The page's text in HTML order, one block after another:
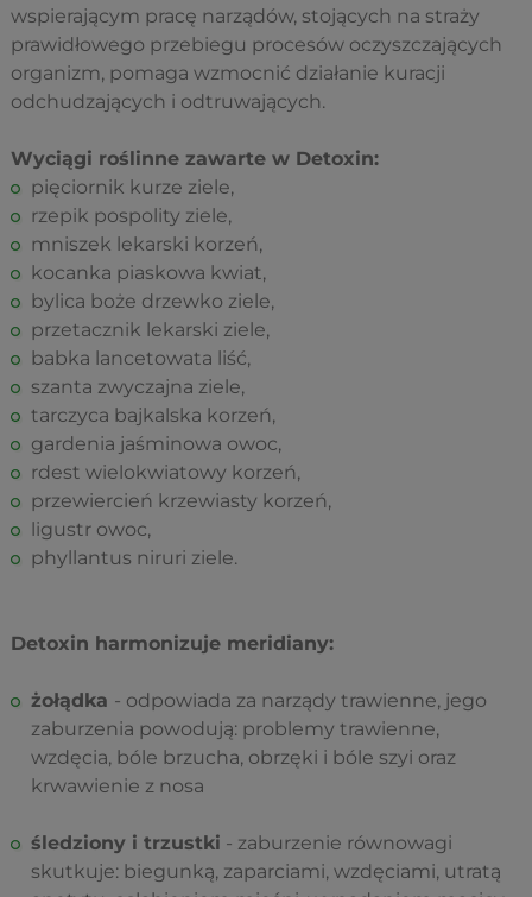
wspierającym pracę narządów, stojących na straży
prawidłowego przebiegu procesów oczyszczających
organizm, pomaga wzmocnić działanie kuracji
odchudzających i odtruwających.
Wyciągi roślinne zawarte w Detoxin:
pięciornik kurze ziele,
rzepik pospolity ziele,
mniszek lekarski korzeń,
kocanka piaskowa kwiat,
bylica boże drzewko ziele,
przetacznik lekarski ziele,
babka lancetowata liść,
szanta zwyczajna ziele,
tarczyca bajkalska korzeń,
gardenia jaśminowa owoc,
rdest wielokwiatowy korzeń,
przewiercień krzewiasty korzeń,
ligustr owoc,
phyllantus niruri ziele.
Detoxin harmonizuje meridiany:
żołądka - odpowiada za narządy trawienne, jego
zaburzenia powodują: problemy trawienne,
wzdęcia, bóle brzucha, obrzęki i bóle szyi oraz
krwawienie z nosa
śledziony i trzustki - zaburzenie równowagi
skutkuje: biegunką, zaparciami, wzdęciami, utratą